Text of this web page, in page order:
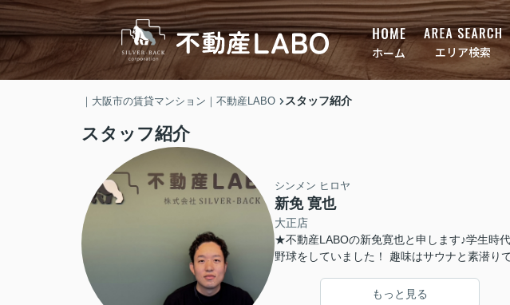
ホーム エリア検索
｜大阪市の賃貸マンション｜不動産LABO スタッフ紹介
スタッフ紹介
シンメン ヒロヤ
新免 寛也
大正店
★不動産LABOの新免寛也と申します♪学生時
野球をしていました！ 趣味はサウナと素潜り
にも最高の物件をご紹介させて頂きます！
もっと見る